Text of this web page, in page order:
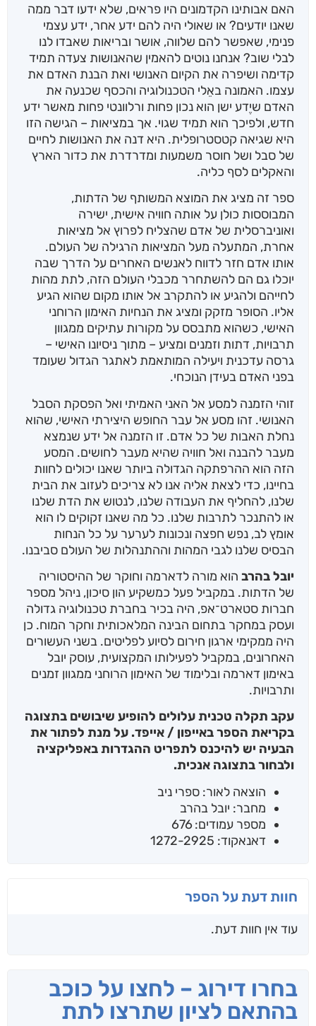
האם אבותינו הקדמונים היו פראים, שלא ידעו דבר ממה
שאנו יודעים? או שאולי היה להם ידע אחר, ידע עצמי
פנימי, שאפשר להם שלווה, אושר ובריאות שאבדו לנו
לבלי שוב? אנחנו נוטים להאמין שהאנושות צעדה תמיד
קדימה ושיפרה את הקיום האנושי ואת הבנת האדם את
עצמו. האמונה באֵלי הטכנולוגיה והכסף שכנעה את
האדם שיֶדע ישן הוא נכון פחות ורלוונטי פחות מאשר ידע
חדש, ולפיכך הוא תמיד שגוי. אך במציאות – הגישה הזו
היא שגיאה קטסטרופלית. היא דנה את האנושות לחיים
של סבל ושל חוסר משמעות ומדרדרת את כדור הארץ
והאקלים לסף כליה.
ספר זה מציג את המוצא המשותף של הדתות,
המבוססות כולן על אותה חוויה אישית, ישירה
ואוניברסלית של אדם שהצליח לפרוץ אל מציאות
אחרת, המתעלה מעל המציאות הרגילה של העולם.
אותו אדם חזר לדווח לאנשים האחרים על הדרך שבה
יוכלו גם הם להשתחרר מכבלי העולם הזה, לתת מהות
לחייהם ולהגיע או להתקרב אל אותו מקום שהוא הגיע
אליו. הסופר מזקק ומציג את הנחיות האימון הרוחני
האישי, כשהוא מתבסס על מקורות עתיקים ממגוון
תרבויות, דתות וזמנים ומציע – מתוך ניסיונו האישי –
גרסה עדכנית ויעילה המותאמת לאתגר הגדול שעומד
בפני האדם בעידן הנוכחי.
זוהי הזמנה למסע אל האני האמיתי ואל הפסקת הסבל
האנושי. זהו מסע אל עבר החופש היצירתי האישי, שהוא
נחלת האבות של כל אדם. זו הזמנה אל ידע שנמצא
מעבר להבנה ואל חוויה שהיא מעבר לחושים. המסע
הזה הוא ההרפתקה הגדולה ביותר שאנו יכולים לחוות
בחיינו, כדי לצאת אליה אנו לא צריכים לעזוב את הבית
שלנו, להחליף את העבודה שלנו, לנטוש את הדת שלנו
או להתנכר לתרבות שלנו. כל מה שאנו זקוקים לו הוא
אומץ לב, נפש חפצה ונכונות לערער על כל הנחות
הבסיס שלנו לגבי המהות וההתנהלות של העולם סביבנו.
יובל בהרב הוא מורה לדארמה וחוקר של ההיסטוריה
של הדתות. במקביל פעל כמשקיע הון סיכון, ניהל מספר
חברות סטארט־אפ, היה בכיר בחברת טכנולוגיה גדולה
ועסק במחקר בתחום הבינה המלאכותית וחקר המוח. כן
היה ממקימי ארגון חירום לסיוע לפליטים. בשני העשורים
האחרונים, במקביל לפעילותו המקצועית, עוסק יובל
באימון דארמה ובלימוד של האימון הרוחני ממגוון זמנים
ותרבויות.
עקב תקלה טכנית עלולים להופיע שיבושים בתצוגה
בקריאת הספר באייפון / אייפד. על מנת לפתור את
הבעיה יש להיכנס לתפריט ההגדרות באפליקציה
ולבחור בתצוגה אנכית.
הוצאה לאור: ספרי ניב
מחבר: יובל בהרב
מספר עמודים: 676
דאנאקוד: 1272-2925
חוות דעת על הספר
עוד אין חוות דעת.
בחרו דירוג – לחצו על כוכב
בהתאם לציון שתרצו לתת